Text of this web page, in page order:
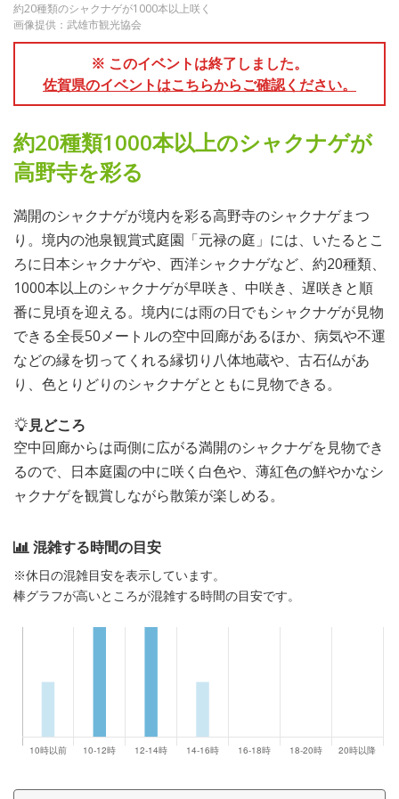
約20種類のシャクナゲが1000本以上咲く
画像提供：武雄市観光協会
※ このイベントは終了しました。
佐賀県のイベントはこちらからご確認ください。
約20種類1000本以上のシャクナゲが
高野寺を彩る
満開のシャクナゲが境内を彩る高野寺のシャクナゲまつ
り。境内の池泉観賞式庭園「元禄の庭」には、いたるとこ
ろに日本シャクナゲや、西洋シャクナゲなど、約20種類、
1000本以上のシャクナゲが早咲き、中咲き、遅咲きと順
番に見頃を迎える。境内には雨の日でもシャクナゲが見物
できる全長50メートルの空中回廊があるほか、病気や不運
などの縁を切ってくれる縁切り八体地蔵や、古石仏があ
り、色とりどりのシャクナゲとともに見物できる。
見どころ
空中回廊からは両側に広がる満開のシャクナゲを見物でき
るので、日本庭園の中に咲く白色や、薄紅色の鮮やかなシ
ャクナゲを観賞しながら散策が楽しめる。
混雑する時間の目安
※休日の混雑目安を表示しています。
棒グラフが高いところが混雑する時間の目安です。